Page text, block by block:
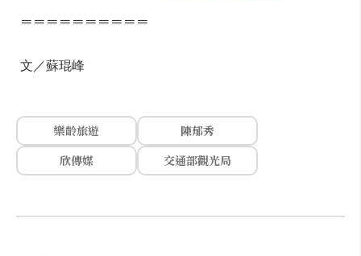
＝＝＝＝＝＝＝＝＝＝
文／蘇琨峰
樂齡旅遊
陳郁秀
欣傳媒
交通部觀光局